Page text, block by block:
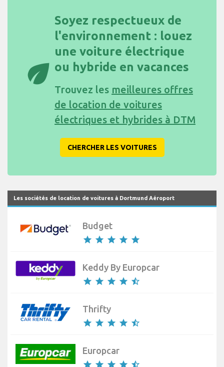
eco
Soyez respectueux de
l'environnement : louez
une voiture électrique
ou hybride en vacances
Trouvez les meilleures offres
de location de voitures
électriques et hybrides à DTM
CHERCHER LES VOITURES
Les sociétés de location de voitures à Dortmund Aéroport
Budget
star star star star star
Keddy By Europcar
star star star star star_half
Thrifty
star star star star star_half
Europcar
star star star star star_half